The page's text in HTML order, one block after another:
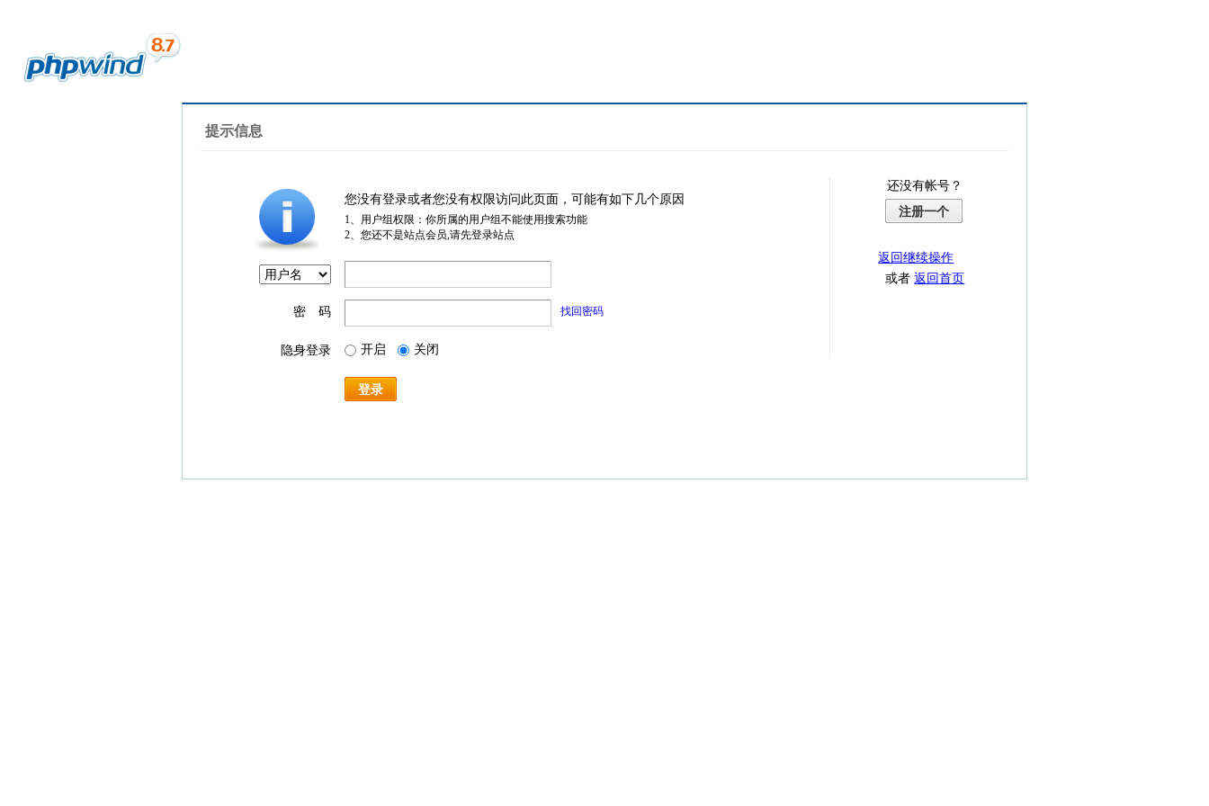
提示信息
您没有登录或者您没有权限访问此页面，可能有如下几个原因
1、用户组权限：你所属的用户组不能使用搜索功能
2、您还不是站点会员,请先登录站点
密 码 找回密码
隐身登录 开启 关闭
登录
还没有帐号？
注册一个
返回继续操作
或者返回首页